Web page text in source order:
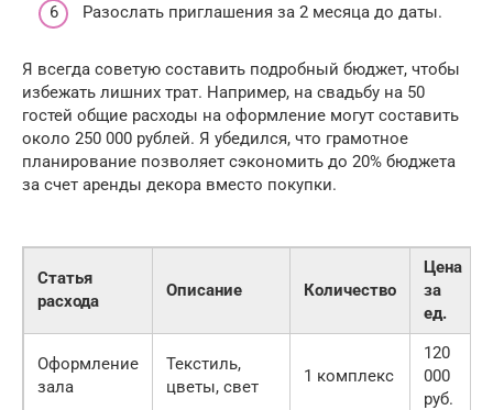
Разослать приглашения за 2 месяца до даты.
Я всегда советую составить подробный бюджет, чтобы
избежать лишних трат. Например, на свадьбу на 50
гостей общие расходы на оформление могут составить
около 250 000 рублей. Я убедился, что грамотное
планирование позволяет сэкономить до 20% бюджета
за счет аренды декора вместо покупки.
Статья
расхода
Описание Количество
Цена
за
ед.
Оформление
зала
Текстиль,
цветы, свет
1 комплекс
120
000
руб.